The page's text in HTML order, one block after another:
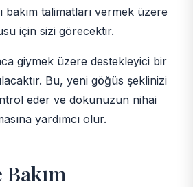
bakım talimatları vermek üzere
için sizi görecektir.
giymek üzere destekleyici bir
Bu, yeni göğüs şeklinizi
eder ve dokunuzun nihai
yardımcı olur.